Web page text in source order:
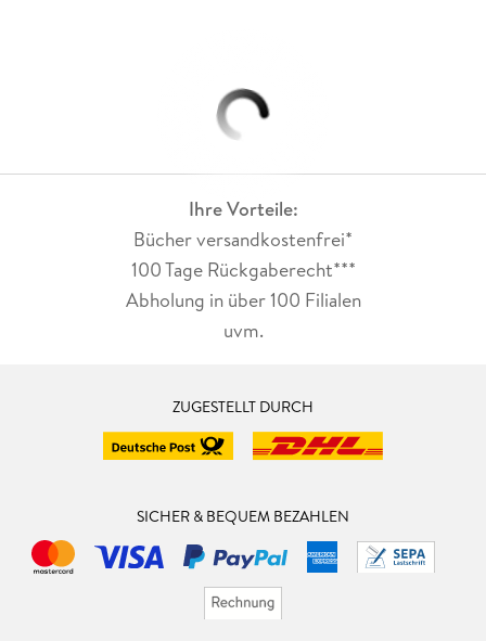
Ihre Vorteile:
Bücher versandkostenfrei*
100 Tage Rückgaberecht***
Abholung in über 100 Filialen
uvm.
ZUGESTELLT DURCH
SICHER & BEQUEM BEZAHLEN